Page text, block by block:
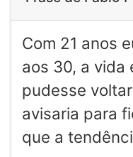
de
Contato
Com 21 anos
aos 30, a vida
pudesse
avisaria para
que a